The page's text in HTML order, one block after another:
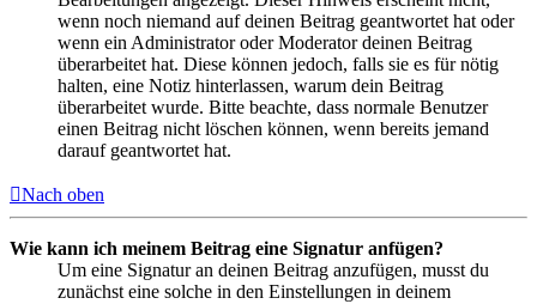
wenn noch niemand auf deinen Beitrag geantwortet hat oder
wenn ein Administrator oder Moderator deinen Beitrag
überarbeitet hat. Diese können jedoch, falls sie es für nötig
halten, eine Notiz hinterlassen, warum dein Beitrag
überarbeitet wurde. Bitte beachte, dass normale Benutzer
einen Beitrag nicht löschen können, wenn bereits jemand
darauf geantwortet hat.
Nach oben
Wie kann ich meinem Beitrag eine Signatur anfügen?
Um eine Signatur an deinen Beitrag anzufügen, musst du
zunächst eine solche in den Einstellungen in deinem